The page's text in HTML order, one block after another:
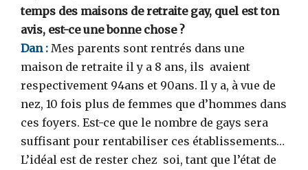
temps des maisons de retraite gay, quel est ton
avis, est-ce une bonne chose ?
Dan : Mes parents sont rentrés dans une
maison de retraite il y a 8 ans, ils avaient
respectivement 94ans et 90ans. Il y a, à vue de
nez, 10 fois plus de femmes que d’hommes dans
ces foyers. Est-ce que le nombre de gays sera
suffisant pour rentabiliser ces établissements…
L’idéal est de rester chez soi, tant que l’état de